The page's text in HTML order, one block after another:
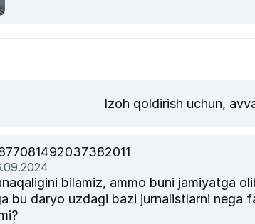
Izoh qoldirish uchun,
bilamiz, ammo buni jamiyatga
bu daryo uzdagi bazi jurnalistlarni nega